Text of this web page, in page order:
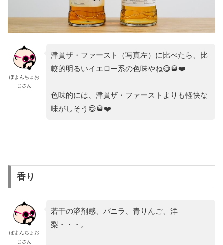
ぽよんちょお
じさん
津貫ザ・ファースト（写真左）に比べたら、比
較的明るいイエロー系の色味やね😋🥃❤️
色味的には、津貫ザ・ファーストよりも軽快な
味がしそう😋🥃❤️
香り
ぽよんちょお
じさん
若干の溶剤感、バニラ、青りんご、洋
梨・・・。